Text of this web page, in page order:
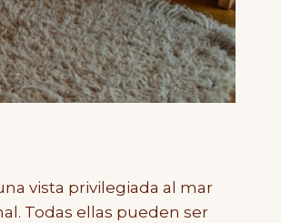
vista privilegiada al mar
Todas ellas pueden ser